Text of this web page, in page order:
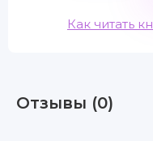
Как читать
Отзывы (0)